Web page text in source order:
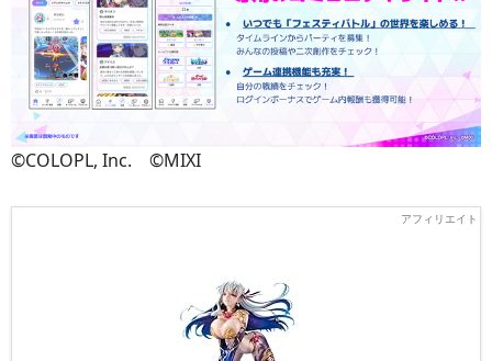
©COLOPL, Inc. ©MIXI